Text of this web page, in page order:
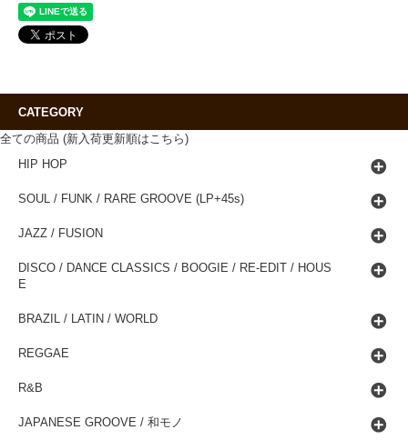
CATEGORY
全ての商品 (新入荷更新順はこちら)
HIP HOP
SOUL / FUNK / RARE GROOVE (LP+45s)
JAZZ / FUSION
DISCO / DANCE CLASSICS / BOOGIE / RE-EDIT / HOUS
E
BRAZIL / LATIN / WORLD
REGGAE
R&B
JAPANESE GROOVE / 和モノ